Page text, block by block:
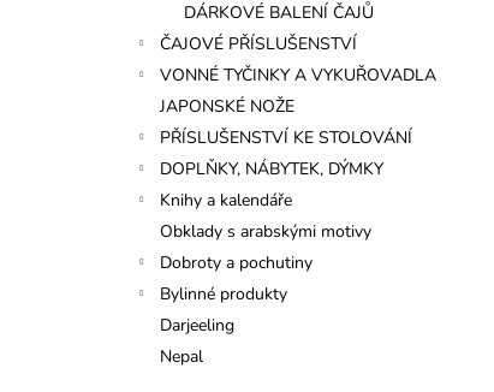
DÁRKOVÉ BALENÍ ČAJŮ
ČAJOVÉ PŘÍSLUŠENSTVÍ
VONNÉ TYČINKY A VYKUŘOVADLA
JAPONSKÉ NOŽE
PŘÍSLUŠENSTVÍ KE STOLOVÁNÍ
DOPLŇKY, NÁBYTEK, DÝMKY
Knihy a kalendáře
Obklady s arabskými motivy
Dobroty a pochutiny
Bylinné produkty
Darjeeling
Nepal